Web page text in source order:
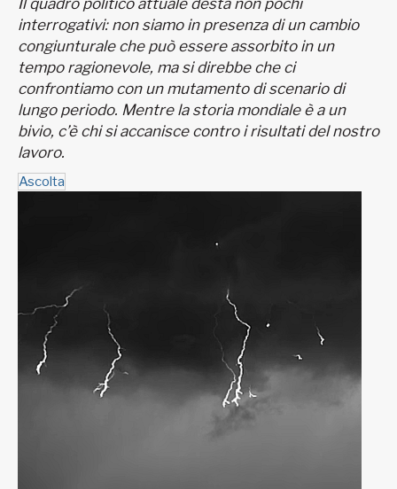
Il quadro politico attuale desta non pochi
interrogativi: non siamo in presenza di un cambio
congiunturale che può essere assorbito in un
tempo ragionevole, ma si direbbe che ci
confrontiamo con un mutamento di scenario di
lungo periodo. Mentre la storia mondiale è a un
bivio, c’è chi si accanisce contro i risultati del nostro
lavoro.
Ascolta